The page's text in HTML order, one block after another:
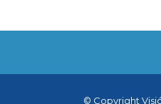
© Copyright